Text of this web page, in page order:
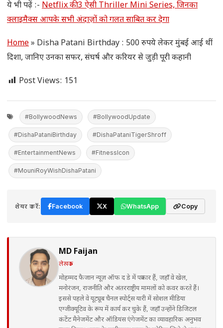
ये भी पढ़ें :- Netflix की 3 ऐसी Thriller Mini Series, जिनका
क्लाइमैक्स आपके सभी अंदाज़ों को गलत साबित कर देगा
Home» Disha Patani Birthday : 500 रुपये लेकर मुंबई आई थीं
दिशा, जानिए उनका सफर, संघर्ष और करियर से जुड़ी पूरी कहानी
Post Views: 151
#BollywoodNews #BollywoodUpdate
#DishaPataniBirthday #DishaPataniTigerShroff
#EntertainmentNews #FitnessIcon
#MouniRoyWishDishaPatani
शेयर करें: Facebook X WhatsApp Copy
MD Faijan
लेखक
मोहम्मद फैजान न्यूज़ ऑफ द डे में पत्रकार हैं, जहाँ वे खेल,
मनोरंजन, राजनीति और अंतरराष्ट्रीय मामलों को कवर करते हैं।
इससे पहले वे यूट्यूब चैनल स्पोर्ट्स यारी में सोशल मीडिया
एग्जीक्यूटिव के रूप में कार्य कर चुके हैं, जहाँ उन्होंने डिजिटल
कंटेंट मैनेजमेंट और ऑडियंस एंगेजमेंट का व्यावहारिक अनुभव